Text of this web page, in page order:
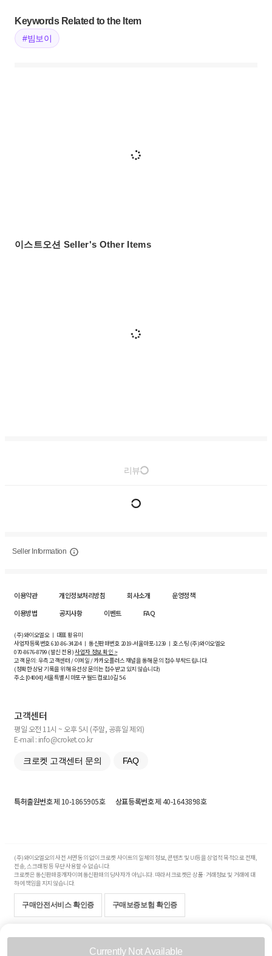
Currently Not Available
Keywords Related to the Item
#빔보이
이스트오션 Seller's Other Items
리뷰
Seller Information
이용약관 개인정보처리방침 회사소개
운영정책
이용방법
공지사항 이벤트 FAQ
(주)와이오엘오 ㅣ 대표 황유미
사업자등록번호610-86-34204ㅣ 통신판매번호 2019-서울마포-1239 ㅣ 호스팅 (주)와이오엘오
070-8676-8799 (발신 전용)사업자 정보 확인 >
고객 문의: 우측 고객센터 / 이메일 / 카카오플러스 채널을 통해 문의 접수 부탁드립니다.
(정확한 상담 기록을 위해 유선상 문의는 접수받고 있지 않습니다)
주소 [04004] 서울특별시 마포구 월드컵로10길5-6
고객센터
평일 오전 11시 ~ 오후 5시 (주말, 공휴일 제외)
E-mail : info@croket.co.kr
크로켓 고객센터 문의 FAQ
특허출원번호제 10-1865905호 상표등록번호제 40-1643898호
(주)와이오엘오의 사전 서면 동의 없이 크로켓 사이트의 일체의 정보, 콘텐츠 및 UI등을 상업적 목적으로 전재,
전송, 스크래핑 등 무단 사용할 수 없습니다.
크로켓은 통신판매중개자이며 통신판매의 당사자가 아닙니다. 따라서 크로켓은 상품·거래정보 및 거래에 대
하여 책임을 지지 않습니다.
구매안전서비스 확인증 구매보증보험 확인증